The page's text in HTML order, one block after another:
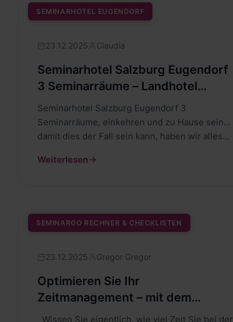
SEMINARHOTEL EUGENDORF
23.12.2025 Claudia
Seminarhotel Salzburg Eugendorf
3 Seminarräume – Landhotel
Gasthof Drei Eichen
Seminarhotel Salzburg Eugendorf 3
Seminarräume, einkehren und zu Hause sein…
damit dies der Fall sein kann, haben wir alles
Weiterlesen
SEMINARGO RECHNER & CHECKLISTEN
23.12.2025 Gregor Gregor
Optimieren Sie Ihr
Zeitmanagement – mit dem
seminargo CSC – Cost Savings
Wissen Sie eigentlich, wie viel Zeit Sie bei der